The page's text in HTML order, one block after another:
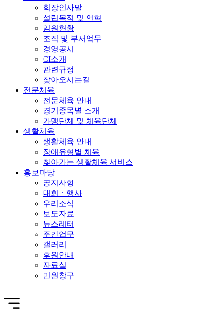
회장인사말
설립목적 및 연혁
임원현황
조직 및 부서업무
경영공시
CI소개
관련규정
찾아오시는길
전문체육
전문체육 안내
경기종목별 소개
가맹단체 및 체육단체
생활체육
생활체육 안내
장애유형별 체육
찾아가는 생활체육 서비스
홍보마당
공지사항
대회ㆍ행사
우리소식
보도자료
뉴스레터
주간업무
갤러리
후원안내
자료실
민원창구